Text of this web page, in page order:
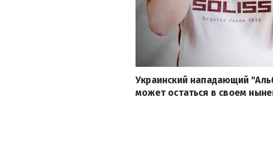
Украинский нападающий
может остаться в своем